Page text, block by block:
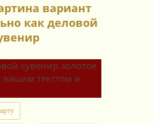
вариант
как деловой